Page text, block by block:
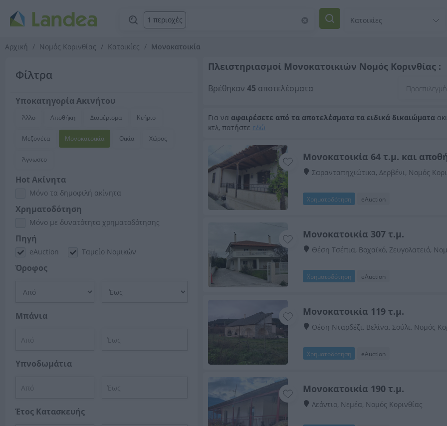
1 περιοχές
Αρχική Νομός Κορινθίας Κατοικίες Μονοκατοικία
Φίλτρα
Υποκατηγορία Ακινήτου
Άλλο Αποθήκη Διαμέρισμα Κτήριο
Μεζονέτα Μονοκατοικία Οικία Χώρος
Άγνωστο
Hot Ακίνητα
Μόνο τα δημοφιλή ακίνητα
Χρηματοδότηση
Μόνο με δυνατότητα χρηματοδότησης
Πηγή
eAuction Ταμείο Νομικών
Όροφος
Μπάνια
Υπνοδωμάτια
Έτος Κατασκευής
Πλειστηριασμοί Μονοκατοικιών Νομός Κορινθίας :
Βρέθηκαν45 αποτελέσματα
Για να αφαιρέσετε από τα αποτελέσματα τα ειδικά δικαιώματα
κτλ, πατήστε εδώ
Μονοκατοικία 64 τ.μ. και
Σαρανταπηχιώτικα, Δερβένι, Νομός
Χρηματοδότηση eAuction
Μονοκατοικία 307 τ.μ.
Θέση Τσέπια, Βοχαϊκό, Ζευγολατειό,
Χρηματοδότηση eAuction
Μονοκατοικία 119 τ.μ.
Θέση Νταρδέζι, Βελίνα, Σούλι, Νομός
Χρηματοδότηση eAuction
Μονοκατοικία 190 τ.μ.
Λεόντιο, Νεμέα, Νομός Κορινθίας